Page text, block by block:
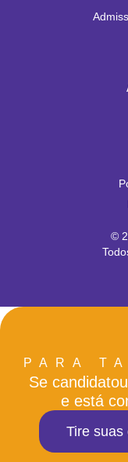
©
PARA
Se
e está
Tire suas